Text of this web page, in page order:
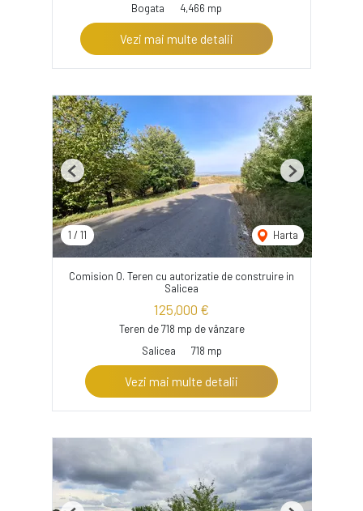
Bogata
4,466 mp
Vezi mai multe detalii
1 / 11 Harta
Previous Next
Comision 0. Teren cu autorizatie de construire in
Salicea
125,000 €
Teren de 718 mp de vânzare
Salicea
718 mp
Vezi mai multe detalii